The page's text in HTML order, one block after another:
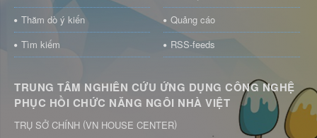
Thăm dò ý kiến
Quảng cáo
Tìm kiếm
RSS-feeds
TRUNG TÂM NGHIÊN CỨU ỨNG DỤNG CÔNG NGHỆ
PHỤC HỒI CHỨC NĂNG NGÔI NHÀ VIỆT
TRỤ SỞ CHÍNH (VN HOUSE CENTER)